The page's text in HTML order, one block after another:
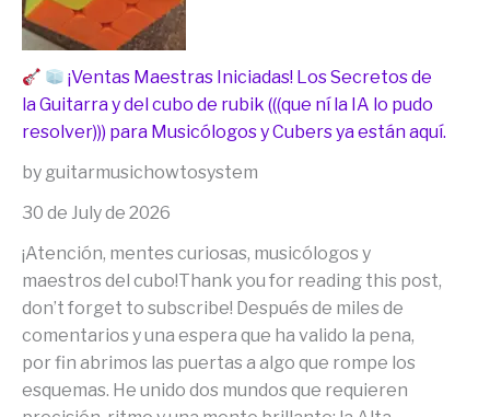
¡Ventas Maestras Iniciadas! Los Secretos de
la Guitarra y del cubo de rubik (((que ní la IA lo pudo
resolver))) para Musicólogos y Cubers ya están aquí.
by guitarmusichowtosystem
30 de July de 2026
¡Atención, mentes curiosas, musicólogos y
maestros del cubo!Thank you for reading this post,
don’t forget to subscribe! Después de miles de
comentarios y una espera que ha valido la pena,
por fin abrimos las puertas a algo que rompe los
esquemas. He unido dos mundos que requieren